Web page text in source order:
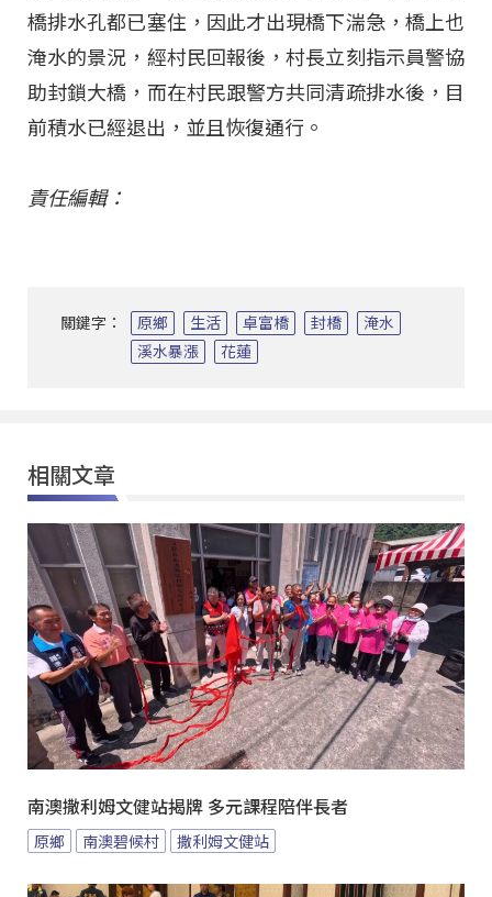
橋排水孔都已塞住，因此才出現橋下湍急，橋上也
淹水的景況，經村民回報後，村長立刻指示員警協
助封鎖大橋，而在村民跟警方共同清疏排水後，目
前積水已經退出，並且恢復通行。
責任編輯：
關鍵字： 原鄉 生活 卓富橋 封橋
淹水
溪水暴漲
花蓮
相關文章
南澳撒利姆文健站揭牌 多元課程陪伴長者
原鄉 南澳碧候村 撒利姆文健站